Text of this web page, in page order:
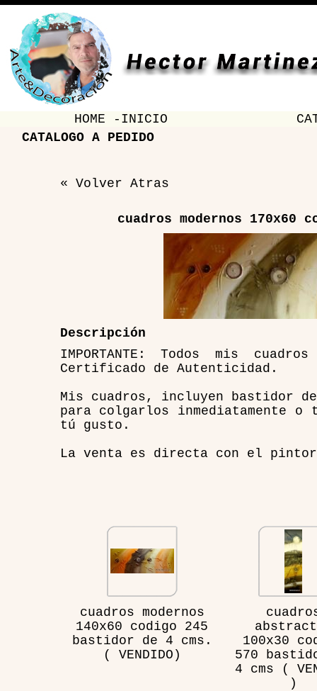
HOME -INICIO
CATALOGO A PEDIDO
« Volver Atras
cuadros modernos 170x60
Descripción
IMPORTANTE: Todos mis
Certificado de Autenticidad.
Mis cuadros, incluyen bastidor
para colgarlos inmediatamente
tú gusto.
La venta es directa con el pintor
cuadros modernos
140x60 codigo 245
bastidor de 4 cms.
( VENDIDO)
100x30
570
4 cms (
)